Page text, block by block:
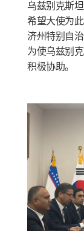
乌兹别克斯
希望大使为
济州特别自
为使乌兹别
积极协助。